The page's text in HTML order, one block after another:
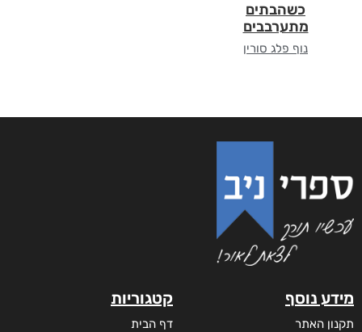
כשהבתים
מתערבבים
נוף פלג סורין
מידע נוסף
תקנון האתר
קטגוריות
דף הבית